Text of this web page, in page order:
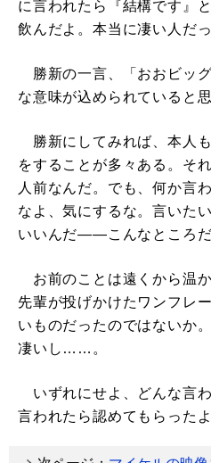
に言われたら『結構です』
飲んだよ。本当に凄い人だっ
勝新の一言、「おおビッ
な意味が込められていると思
勝新にしてみれば、本人
をすることが多々ある。そ
人前なんだ。でも、何か言
なよ、気にするな。言いた
いいんだ――こんなところだ
お前のことは遠くから温
先輩が投げかけたワンフレ
いものだったのではないか
凄いし……。
いずれにせよ、どんな言
言われたら認めてもらった